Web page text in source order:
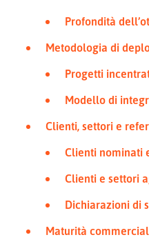
Profondità
Metodologia di
Progetti
Modello di
Clienti, settori e
Clienti nominati
Clienti e settori
Dichiarazioni di
Maturità